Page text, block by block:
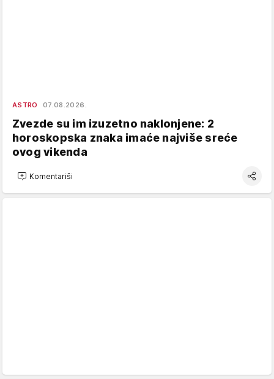
ASTRO 07.08.2026.
Zvezde su im izuzetno naklonjene: 2
horoskopska znaka imaće najviše sreće
ovog vikenda
Komentariši